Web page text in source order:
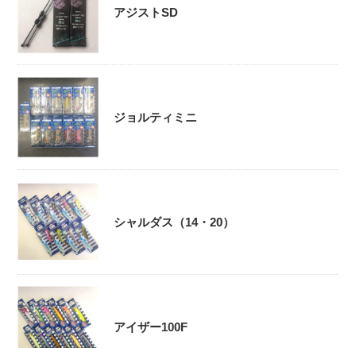
アジストSD
ジョルティミニ
シャルダス（14・20）
アイザー100F